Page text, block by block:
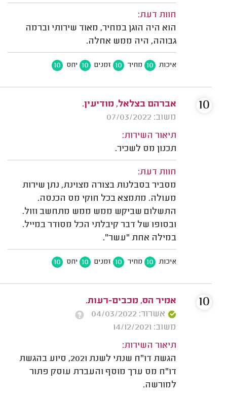
חוות דעת:
הוא היה הוגן במחיר, מאוד שירותי וברמה
גבוהה, היה ממש אחלה.
איכות 10 מחיר 10 זמנים 10 יחס 10
אברהם בצלאל, מודיעין.
משוב: 07/03/2022
תיאור השירות:
תכנון מס לשכיר.
חוות דעת:
מסביר בסבלנות בצורה מצוינת, נתן שירות
מעולה. מתמצא בכל חוקי מס הכנסה.
התשלום שביקש ממש ממש מתחשב וזול.
ובסופו של דבר קיבלתי הכל מסודר במייל.
במילה אחת "עשר".
איכות 10 מחיר 10 זמנים 10 יחס 10
10
אמיר הס, מכבים-רעות.
אשרור: 04/03/2022
משוב: 14/12/2021
תיאור השירות:
הגשת דו"ח שנתי לשנת 2021, סיוע בהגשת
דו"ח מס ערך מוסף והעברת עוסק פתור
למורשה.
10